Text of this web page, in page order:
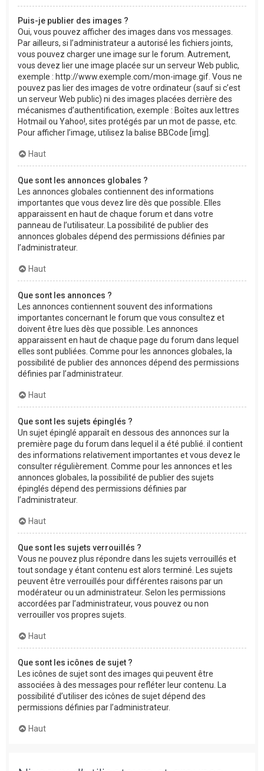
Puis-je publier des images ?
Oui, vous pouvez afficher des images dans vos messages.
Par ailleurs, si l’administrateur a autorisé les fichiers joints,
vous pouvez charger une image sur le forum. Autrement,
vous devez lier une image placée sur un serveur Web public,
exemple : http://www.exemple.com/mon-image.gif. Vous ne
pouvez pas lier des images de votre ordinateur (sauf si c’est
un serveur Web public) ni des images placées derrière des
mécanismes d’authentification, exemple : Boîtes aux lettres
Hotmail ou Yahoo!, sites protégés par un mot de passe, etc.
Pour afficher l’image, utilisez la balise BBCode [img].
Haut
Que sont les annonces globales ?
Les annonces globales contiennent des informations
importantes que vous devez lire dès que possible. Elles
apparaissent en haut de chaque forum et dans votre
panneau de l’utilisateur. La possibilité de publier des
annonces globales dépend des permissions définies par
l’administrateur.
Haut
Que sont les annonces ?
Les annonces contiennent souvent des informations
importantes concernant le forum que vous consultez et
doivent être lues dès que possible. Les annonces
apparaissent en haut de chaque page du forum dans lequel
elles sont publiées. Comme pour les annonces globales, la
possibilité de publier des annonces dépend des permissions
définies par l’administrateur.
Haut
Que sont les sujets épinglés ?
Un sujet épinglé apparaît en dessous des annonces sur la
première page du forum dans lequel il a été publié. il contient
des informations relativement importantes et vous devez le
consulter régulièrement. Comme pour les annonces et les
annonces globales, la possibilité de publier des sujets
épinglés dépend des permissions définies par
l’administrateur.
Haut
Que sont les sujets verrouillés ?
Vous ne pouvez plus répondre dans les sujets verrouillés et
tout sondage y étant contenu est alors terminé. Les sujets
peuvent être verrouillés pour différentes raisons par un
modérateur ou un administrateur. Selon les permissions
accordées par l’administrateur, vous pouvez ou non
verrouiller vos propres sujets.
Haut
Que sont les icônes de sujet ?
Les icônes de sujet sont des images qui peuvent être
associées à des messages pour refléter leur contenu. La
possibilité d’utiliser des icônes de sujet dépend des
permissions définies par l’administrateur.
Haut